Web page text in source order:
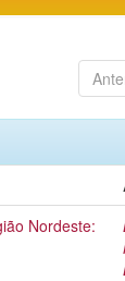
Nordeste: